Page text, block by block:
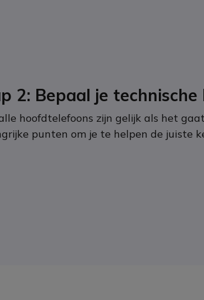
2: Bepaal je
hoofdtelefoons zijn gelijk als het
punten om je te helpen de juiste